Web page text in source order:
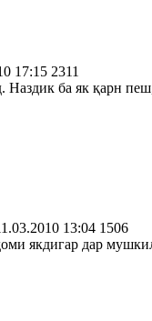
17:15 2311
Наздик ба як қарн
13:04 1506
якдигар дар